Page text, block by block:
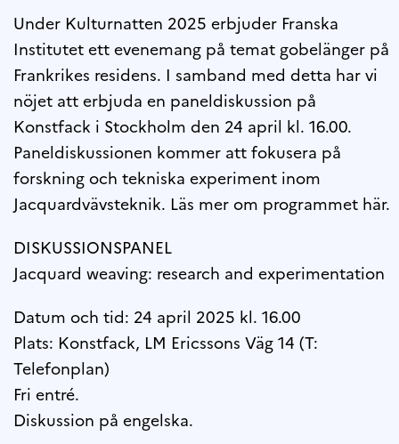
Under Kulturnatten 2025 erbjuder Franska
Institutet ett evenemang på temat gobelänger på
Frankrikes residens. I samband med detta har vi
nöjet att erbjuda en paneldiskussion på
Konstfack i Stockholm den 24 april kl. 16.00.
Paneldiskussionen kommer att fokusera på
forskning och tekniska experiment inom
Jacquardvävsteknik. Läs mer om programmet här.
DISKUSSIONSPANEL
Jacquard weaving: research and experimentation
Datum och tid: 24 april 2025 kl. 16.00
Plats: Konstfack, LM Ericssons Väg 14 (T:
Telefonplan)
Fri entré.
Diskussion på engelska.